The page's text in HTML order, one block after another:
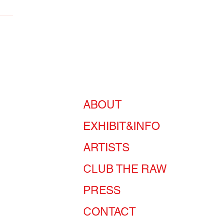
ABOUT
EXHIBIT&INFO
ARTISTS
CLUB THE RAW
PRESS
CONTACT